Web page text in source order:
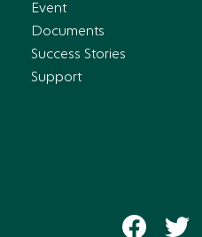
Event
Documents
Success Stories
Support